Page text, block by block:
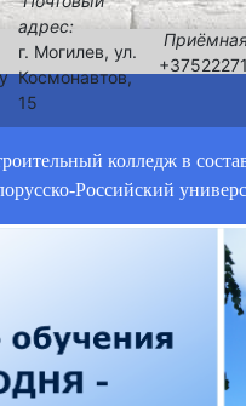
адрес:
г. Могилев, ул.
Космонавтов,
15
колледж в
Российский